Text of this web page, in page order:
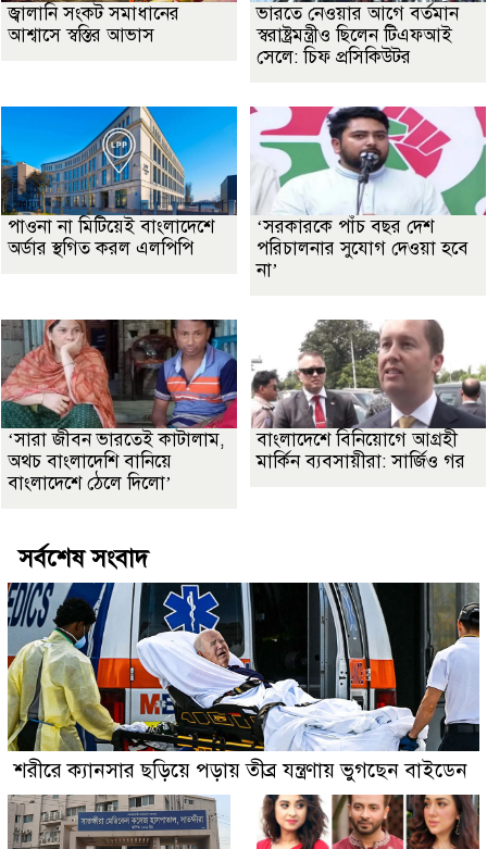
জ্বালানি সংকট সমাধানের
আশ্বাসে স্বস্তির আভাস
ভারতে নেওয়ার আগে বর্তমান
স্বরাষ্ট্রমন্ত্রীও ছিলেন টিএফআই
সেলে: চিফ প্রসিকিউটর
পাওনা না মিটিয়েই বাংলাদেশে
অর্ডার স্থগিত করল এলপিপি
‘সরকারকে পাঁচ বছর দেশ
পরিচালনার সুযোগ দেওয়া হবে
না’
‘সারা জীবন ভারতেই কাটালাম,
অথচ বাংলাদেশি বানিয়ে
বাংলাদেশে ঠেলে দিলো’
বাংলাদেশে বিনিয়োগে আগ্রহী
মার্কিন ব্যবসায়ীরা: সার্জিও গর
সর্বশেষ সংবাদ
শরীরে ক্যানসার ছড়িয়ে পড়ায় তীব্র যন্ত্রণায় ভুগছেন বাইডেন